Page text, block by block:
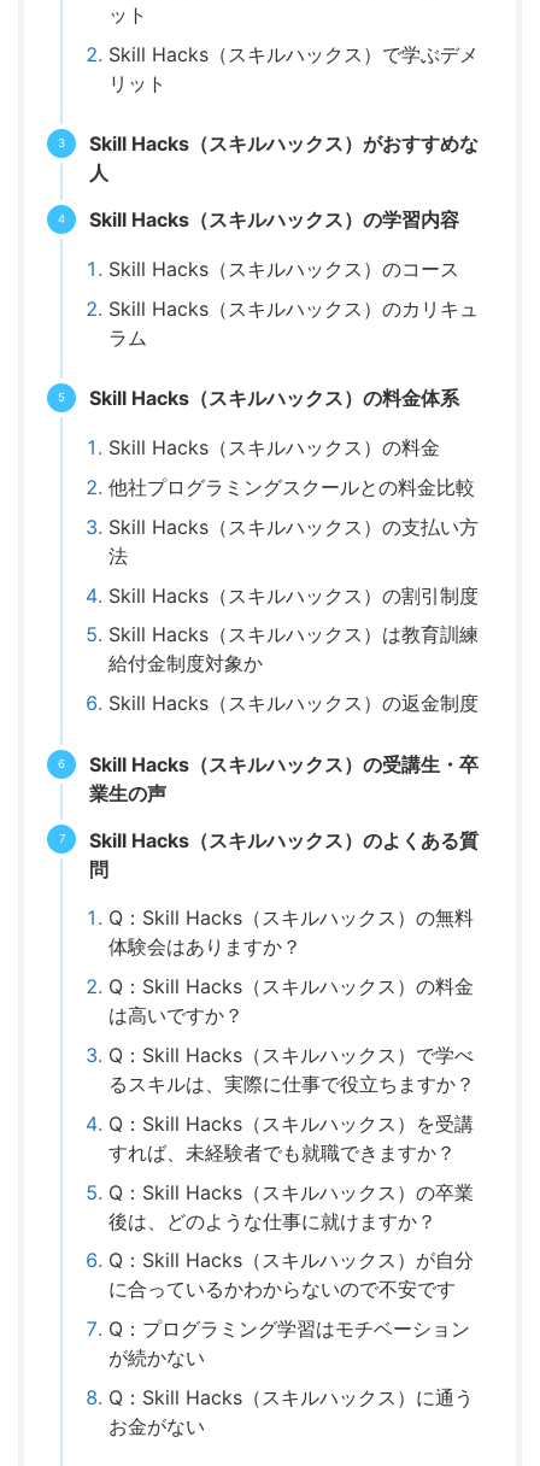
ット
Skill Hacks（スキルハックス）で学ぶデメ
リット
Skill Hacks（スキルハックス）がおすすめな
人
Skill Hacks（スキルハックス）の学習内容
Skill Hacks（スキルハックス）のコース
Skill Hacks（スキルハックス）のカリキュ
ラム
Skill Hacks（スキルハックス）の料金体系
Skill Hacks（スキルハックス）の料金
他社プログラミングスクールとの料金比較
Skill Hacks（スキルハックス）の支払い方
法
Skill Hacks（スキルハックス）の割引制度
Skill Hacks（スキルハックス）は教育訓練
給付金制度対象か
Skill Hacks（スキルハックス）の返金制度
Skill Hacks（スキルハックス）の受講生・卒
業生の声
Skill Hacks（スキルハックス）のよくある質
問
Q：Skill Hacks（スキルハックス）の無料
体験会はありますか？
Q：Skill Hacks（スキルハックス）の料金
は高いですか？
Q：Skill Hacks（スキルハックス）で学べ
るスキルは、実際に仕事で役立ちますか？
Q：Skill Hacks（スキルハックス）を受講
すれば、未経験者でも就職できますか？
Q：Skill Hacks（スキルハックス）の卒業
後は、どのような仕事に就けますか？
Q：Skill Hacks（スキルハックス）が自分
に合っているかわからないので不安です
Q：プログラミング学習はモチベーション
が続かない
Q：Skill Hacks（スキルハックス）に通う
お金がない